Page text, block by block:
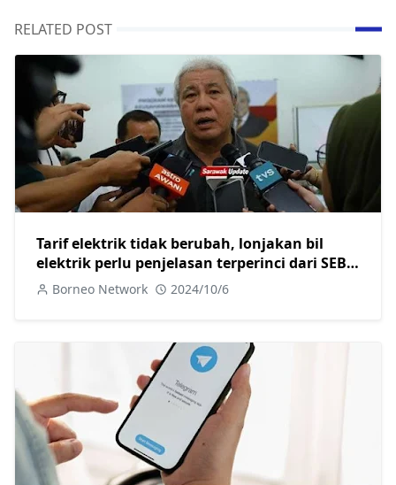
RELATED POST
Tarif elektrik tidak berubah, lonjakan bil
elektrik perlu penjelasan terperinci dari SEB-
Awang Tengah
Borneo Network 2024/10/6